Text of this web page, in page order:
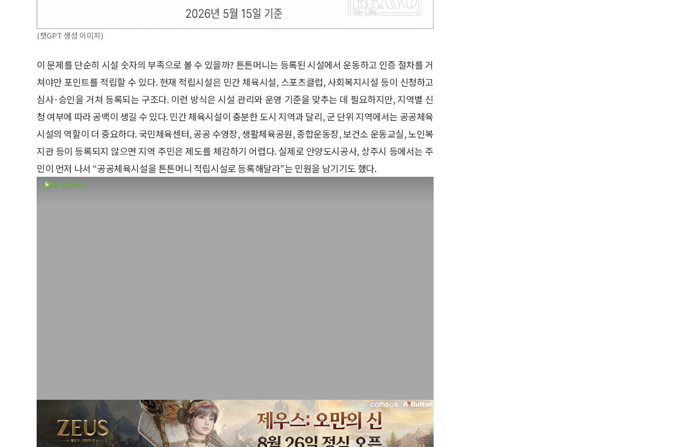
(챗GPT 생성 이미지)
이 문제를 단순히 시설 숫자의 부족으로 볼 수 있을까? 튼튼머니는 등록된 시설에서 운동하고 인증 절차를 거
쳐야만 포인트를 적립할 수 있다. 현재 적립시설은 민간 체육시설, 스포츠클럽, 사회복지시설 등이 신청하고
심사·승인을 거쳐 등록되는 구조다. 이런 방식은 시설 관리와 운영 기준을 맞추는 데 필요하지만, 지역별 신
청 여부에 따라 공백이 생길 수 있다. 민간 체육시설이 충분한 도시 지역과 달리, 군 단위 지역에서는 공공체육
시설의 역할이 더 중요하다. 국민체육센터, 공공 수영장, 생활체육공원, 종합운동장, 보건소 운동교실, 노인복
지관 등이 등록되지 않으면 지역 주민은 제도를 체감하기 어렵다. 실제로 안양도시공사, 상주시 등에서는 주
민이 먼저 나서 “공공체육시설을 튼튼머니 적립시설로 등록해달라”는 민원을 남기기도 했다.